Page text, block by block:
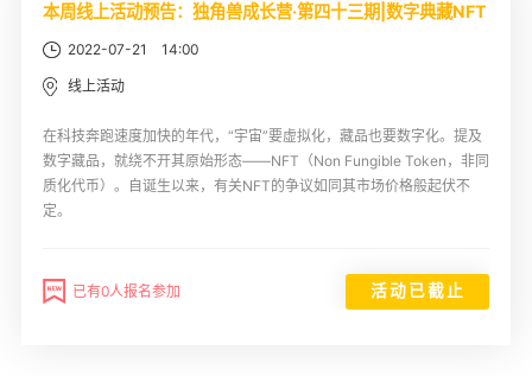
本周线上活动预告：独角兽成长营·第四十三期|数字典藏NFT
2022-07-21 14:00
线上活动
在科技奔跑速度加快的年代，“宇宙”要虚拟化，藏品也要数字化。提及
数字藏品，就绕不开其原始形态——NFT（Non Fungible Token，非同
质化代币）。自诞生以来，有关NFT的争议如同其市场价格般起伏不
定。
活动已截止
已有0人报名参加